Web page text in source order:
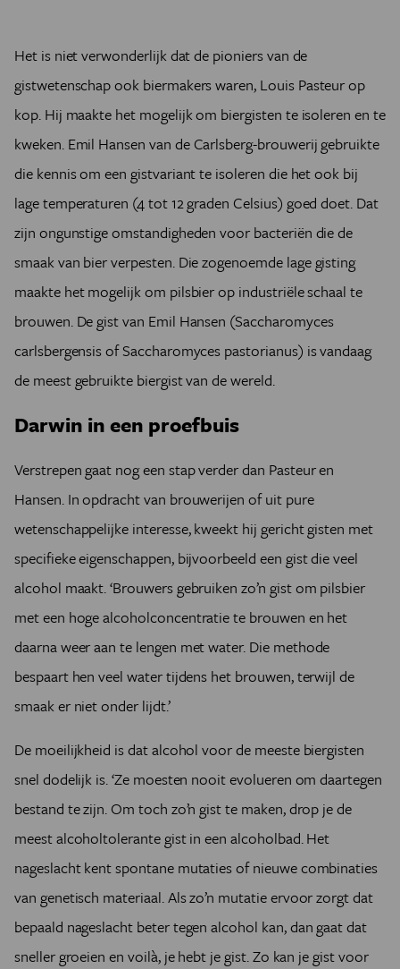
Het is niet verwonderlijk dat de pioniers van de
gistwetenschap ook biermakers waren, Louis Pasteur op
kop. Hij maakte het mogelijk om biergisten te isoleren en te
kweken. Emil Hansen van de Carlsberg-brouwerij gebruikte
die kennis om een gistvariant te isoleren die het ook bij
lage temperaturen (4 tot 12 graden Celsius) goed doet. Dat
zijn ongunstige omstandigheden voor bacteriën die de
smaak van bier verpesten. Die zogenoemde lage gisting
maakte het mogelijk om pilsbier op industriële schaal te
brouwen. De gist van Emil Hansen (Saccharomyces
carlsbergensis of Saccharomyces pastorianus) is vandaag
de meest gebruikte biergist van de wereld.
Darwin in een proefbuis
Verstrepen gaat nog een stap verder dan Pasteur en
Hansen. In opdracht van brouwerijen of uit pure
wetenschappelijke interesse, kweekt hij gericht gisten met
specifieke eigenschappen, bijvoorbeeld een gist die veel
alcohol maakt. ‘Brouwers gebruiken zo’n gist om pilsbier
met een hoge alcoholconcentratie te brouwen en het
daarna weer aan te lengen met water. Die methode
bespaart hen veel water tijdens het brouwen, terwijl de
smaak er niet onder lijdt.’
De moeilijkheid is dat alcohol voor de meeste biergisten
snel dodelijk is. ‘Ze moesten nooit evolueren om daartegen
bestand te zijn. Om toch zo’n gist te maken, drop je de
meest alcoholtolerante gist in een alcoholbad. Het
nageslacht kent spontane mutaties of nieuwe combinaties
van genetisch materiaal. Als zo’n mutatie ervoor zorgt dat
bepaald nageslacht beter tegen alcohol kan, dan gaat dat
sneller groeien en voilà, je hebt je gist. Zo kan je gist voor